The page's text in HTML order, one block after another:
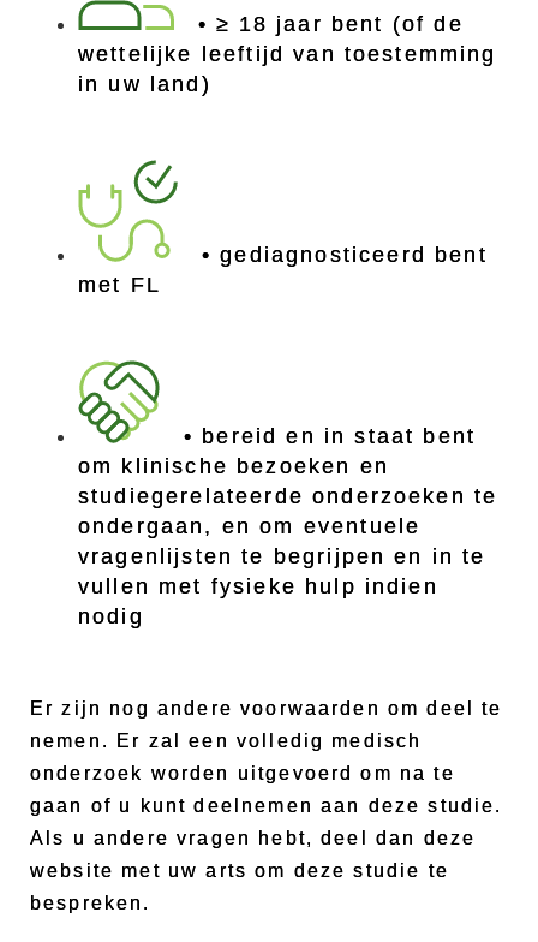
• ≥ 18 jaar bent (of de
wettelijke leeftijd van toestemming
in uw land)
• gediagnosticeerd bent
met FL
• bereid en in staat bent
om klinische bezoeken en
studiegerelateerde onderzoeken te
ondergaan, en om eventuele
vragenlijsten te begrijpen en in te
vullen met fysieke hulp indien
nodig
Er zijn nog andere voorwaarden om deel te
nemen. Er zal een volledig medisch
onderzoek worden uitgevoerd om na te
gaan of u kunt deelnemen aan deze studie.
Als u andere vragen hebt, deel dan deze
website met uw arts om deze studie te
bespreken.